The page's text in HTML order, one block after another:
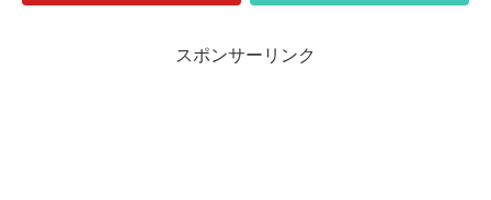
スポンサーリンク